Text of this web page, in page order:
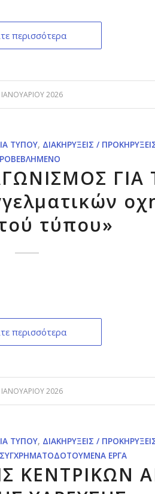
περισσότερα
2026
ΤΎΠΟΥ, ΔΙΑΚΗΡΎΞΕΙΣ /
ΓΙΑ
τύπου»
περισσότερα
2026
ΤΎΠΟΥ, ΔΙΑΚΗΡΎΞΕΙΣ /
ΣΥΓΧΡΗΜΑΤΟΔΟΤΟΎΜΕΝΑ ΈΡΓΑ
ΚΕΝΤΡΙΚΩΝ